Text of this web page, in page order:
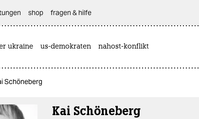
shop fragen & hilfe
ukraine us-demokraten nahost-konflikt
Schöneberg
Kai Schöneberg